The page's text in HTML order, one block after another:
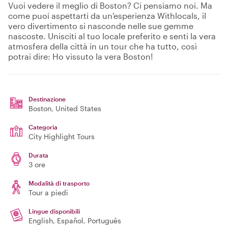
Vuoi vedere il meglio di Boston? Ci pensiamo noi. Ma
come puoi aspettarti da un'esperienza Withlocals, il
vero divertimento si nasconde nelle sue gemme
nascoste. Unisciti al tuo locale preferito e senti la vera
atmosfera della città in un tour che ha tutto, così
potrai dire: Ho vissuto la vera Boston!
Destinazione
Boston, United States
Categoria
City Highlight Tours
Durata
3 ore
Modalità di trasporto
Tour a piedi
Lingue disponibili
English, Español, Português